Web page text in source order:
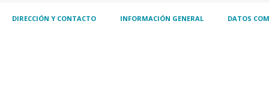
DIRECCIÓN Y CONTACTO INFORMACIÓN GENERAL DATOS